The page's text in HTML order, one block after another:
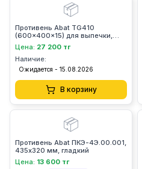
📦
Противень Abat TG410
(600x400x15) для выпечки,
алюм.
Цена: 27 200 тг
Наличие:
Ожидается - 15.08.2026
В корзину
📦
Противень Abat ПКЭ-4Э.00.001,
435х320 мм, гладкий
Цена: 13 600 тг